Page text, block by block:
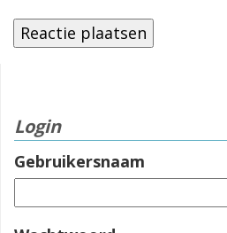
Login
Gebruikersnaam